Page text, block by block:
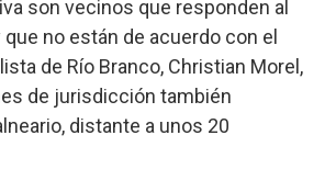
son vecinos que responden al
no están de acuerdo con el
de Río Branco, Christian Morel,
de jurisdicción también
distante a unos 20